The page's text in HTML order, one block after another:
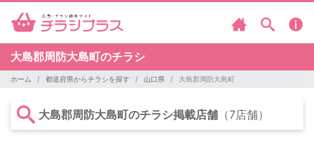
大島郡周防大島町のチラシ
ホーム 都道府県からチラシを探す 山口県 大島郡周防大島町
大島郡周防大島町のチラシ掲載店舗 （7店舗）